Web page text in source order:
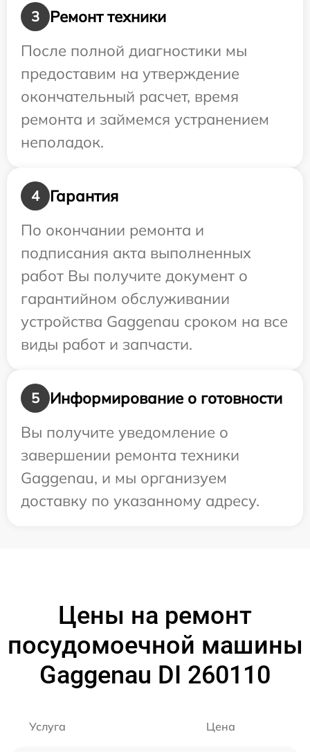
3
Ремонт техники
После полной диагностики мы
предоставим на утверждение
окончательный расчет, время
ремонта и займемся устранением
неполадок.
4
Гарантия
По окончании ремонта и
подписания акта выполненных
работ Вы получите документ о
гарантийном обслуживании
устройства Gaggenau сроком на все
виды работ и запчасти.
5
Информирование о готовности
Вы получите уведомление о
завершении ремонта техники
Gaggenau, и мы организуем
доставку по указанному адресу.
Цены на ремонт
посудомоечной машины
Gaggenau DI 260110
Услуга Цена